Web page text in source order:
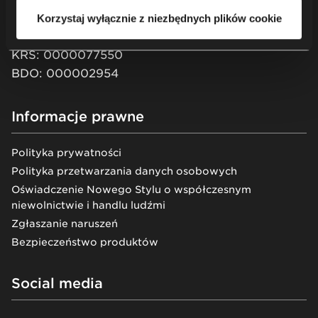
Korzystaj wyłącznie z niezbędnych plików cookie
XII Wydział Gospodarczy KRS
Kapitał zakładowy: 51 550 PLN
KRS: 0000077550
BDO: 000002954
Informacje prawne
Polityka prywatności
Polityka przetwarzania danych osobowych
Oświadczenie Nowego Stylu o współczesnym
niewolnictwie i handlu ludźmi
Zgłaszanie naruszeń
Bezpieczeństwo produktów
Social media